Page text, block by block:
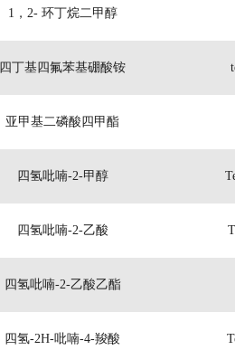
1，2- 环丁烷二甲醇
四丁基四氟苯基硼酸铵
亚甲基二磷酸四甲酯
四氢吡喃-2-甲醇
四氢吡喃-2-乙酸
四氢吡喃-2-乙酸乙酯
四氢-2H-吡喃-4-羧酸